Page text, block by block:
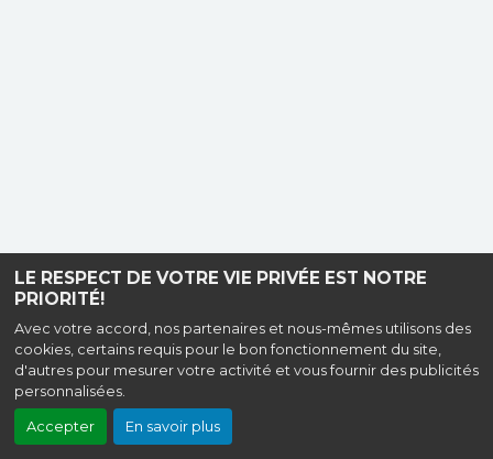
LE RESPECT DE VOTRE VIE PRIVÉE EST NOTRE
PRIORITÉ!
Avec votre accord, nos partenaires et nous-mêmes utilisons des
cookies, certains requis pour le bon fonctionnement du site,
d'autres pour mesurer votre activité et vous fournir des publicités
personnalisées.
Accepter En savoir plus